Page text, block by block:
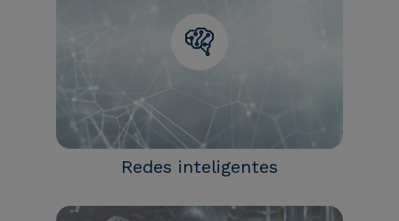
Redes inteligentes